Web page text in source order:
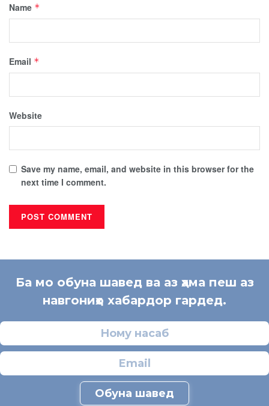
Name *
Email *
Website
Save my name, email, and website in this browser for the
next time I comment.
Ба мо обуна шавед ва аз ҳама пеш аз
навгониҳо хабардор гардед.
Обуна шавед